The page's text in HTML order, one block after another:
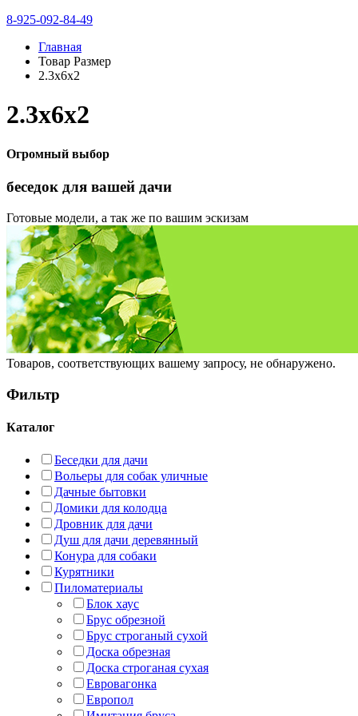
8-925-092-84-49
Главная
Товар Размер
2.3х6х2
2.3х6х2
Огромный выбор
беседок для вашей дачи
Готовые модели, а так же по вашим эскизам
Товаров, соответствующих вашему запросу, не обнаружено.
Фильтр
Каталог
Беседки для дачи
Вольеры для собак уличные
Дачные бытовки
Домики для колодца
Дровник для дачи
Душ для дачи деревянный
Конура для собаки
Курятники
Пиломатериалы
Блок хаус
Брус обрезной
Брус строганый сухой
Доска обрезная
Доска строганая сухая
Евровагонка
Европол